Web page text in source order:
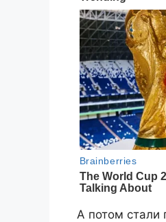
А потом стали